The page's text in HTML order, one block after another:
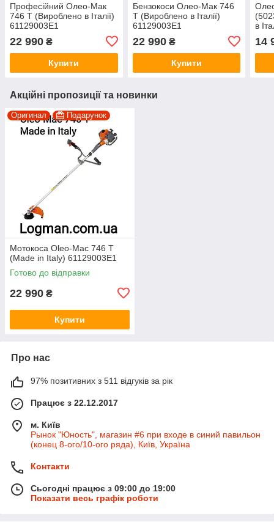
Професійний Олео-Мак
746 T (Вироблено в Італії)
61129003E1
22 990 ₴
Купити
Бензокоси Олео-Мак 746
T (Вироблено в Італії)
61129003E1
22 990₴
Купити
в
14
Акційні пропозиції та новинки
Оригинал Подарунок
Мотокоса Oleo-Mac 746 T
(Made in Italy) 61129003E1
Готово до відправки
22 990 ₴
Купити
Про нас
97% позитивних з 511 відгуків за рік
Працює з 22.12.2017
м. Київ
Рынок "Юность", магазин #6 при входе в синий павильон
(конец 8-ого/10-ого ряда), Київ, Україна
Контакти
Сьогодні працює з 09:00 до 19:00
Показати весь графік роботи